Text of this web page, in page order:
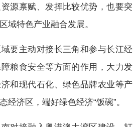
源禀赋、发挥比较优势，也要突
域特色产业融合发展。
主动对接长三角和参与长江经
粮食安全等方面的作用，大力发
和现代石化、绿色品牌农业等产
经济区，端好绿色经济“饭碗”。